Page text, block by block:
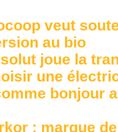
veut
au bio
joue la
une
bonjour
: marque